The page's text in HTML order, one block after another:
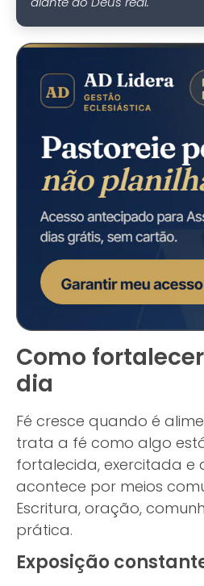
Como
dia
Fé cresce quando é
trata a fé como algo
fortalecida, exercitada e
acontece por meios
Escritura, oração,
prática.
Exposição